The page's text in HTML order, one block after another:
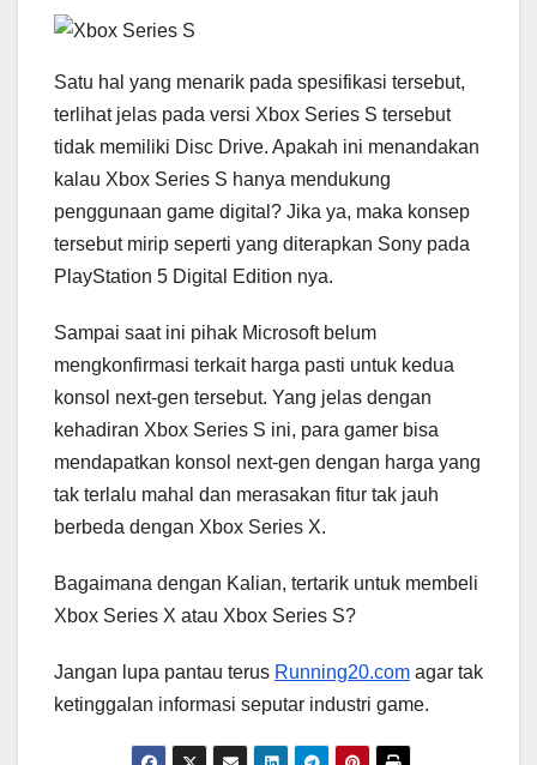
Satu hal yang menarik pada spesifikasi tersebut,
terlihat jelas pada versi Xbox Series S tersebut
tidak memiliki Disc Drive. Apakah ini menandakan
kalau Xbox Series S hanya mendukung
penggunaan game digital? Jika ya, maka konsep
tersebut mirip seperti yang diterapkan Sony pada
PlayStation 5 Digital Edition nya.
Sampai saat ini pihak Microsoft belum
mengkonfirmasi terkait harga pasti untuk kedua
konsol next-gen tersebut. Yang jelas dengan
kehadiran Xbox Series S ini, para gamer bisa
mendapatkan konsol next-gen dengan harga yang
tak terlalu mahal dan merasakan fitur tak jauh
berbeda dengan Xbox Series X.
Bagaimana dengan Kalian, tertarik untuk membeli
Xbox Series X atau Xbox Series S?
Jangan lupa pantau terus Running20.com agar tak
ketinggalan informasi seputar industri game.